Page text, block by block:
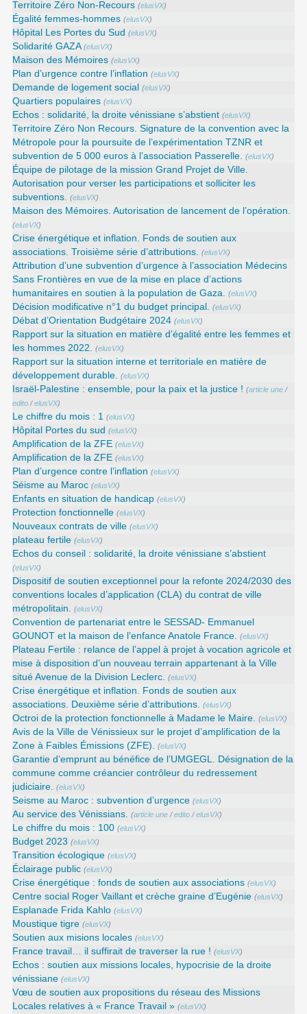
Territoire Zéro Non-Recours (elusVX)
Égalité femmes-hommes (elusVX)
Hôpital Les Portes du Sud (elusVX)
Solidarité GAZA (elusVX)
Maison des Mémoires (elusVX)
Plan d’urgence contre l’inflation (elusVX)
Demande de logement social (elusVX)
Quartiers populaires (elusVX)
Echos : solidarité, la droite vénissiane s’abstient (elusVX)
Territoire Zéro Non Recours. Signature de la convention avec la
Métropole pour la poursuite de l’expérimentation TZNR et
subvention de 5 000 euros à l’association Passerelle. (elusVX)
Équipe de pilotage de la mission Grand Projet de Ville.
Autorisation pour verser les participations et solliciter les
subventions. (elusVX)
Maison des Mémoires. Autorisation de lancement de l’opération.
(elusVX)
Crise énergétique et inflation. Fonds de soutien aux
associations. Troisième série d’attributions. (elusVX)
Attribution d’une subvention d’urgence à l’association Médecins
Sans Frontières en vue de la mise en place d’actions
humanitaires en soutien à la population de Gaza. (elusVX)
Décision modificative n°1 du budget principal. (elusVX)
Débat d’Orientation Budgétaire 2024 (elusVX)
Rapport sur la situation en matière d’égalité entre les femmes et
les hommes 2022. (elusVX)
Rapport sur la situation interne et territoriale en matière de
développement durable. (elusVX)
Israël-Palestine : ensemble, pour la paix et la justice ! (article une /
edito /elusVX)
Le chiffre du mois : 1 (elusVX)
Hôpital Portes du sud (elusVX)
Amplification de la ZFE (elusVX)
Amplification de la ZFE (elusVX)
Plan d’urgence contre l’inflation (elusVX)
Séisme au Maroc (elusVX)
Enfants en situation de handicap (elusVX)
Protection fonctionnelle (elusVX)
Nouveaux contrats de ville (elusVX)
plateau fertile (elusVX)
Echos du conseil : solidarité, la droite vénissiane s’abstient
(elusVX)
Dispositif de soutien exceptionnel pour la refonte 2024/2030 des
conventions locales d’application (CLA) du contrat de ville
métropolitain. (elusVX)
Convention de partenariat entre le SESSAD- Emmanuel
GOUNOT et la maison de l’enfance Anatole France. (elusVX)
Plateau Fertile : relance de l’appel à projet à vocation agricole et
mise à disposition d’un nouveau terrain appartenant à la Ville
situé Avenue de la Division Leclerc. (elusVX)
Crise énergétique et inflation. Fonds de soutien aux
associations. Deuxième série d’attributions. (elusVX)
Octroi de la protection fonctionnelle à Madame le Maire. (elusVX)
Avis de la Ville de Vénissieux sur le projet d’amplification de la
Zone à Faibles Émissions (ZFE). (elusVX)
Garantie d’emprunt au bénéfice de l’UMGEGL. Désignation de la
commune comme créancier contrôleur du redressement
judiciaire. (elusVX)
Seisme au Maroc : subvention d’urgence (elusVX)
Au service des Vénissians. (article une /edito /elusVX)
Le chiffre du mois : 100 (elusVX)
Budget 2023 (elusVX)
Transition écologique (elusVX)
Éclairage public (elusVX)
Crise énergétique : fonds de soutien aux associations (elusVX)
Centre social Roger Vaillant et crèche graine d’Eugénie (elusVX)
Esplanade Frida Kahlo (elusVX)
Moustique tigre (elusVX)
Soutien aux misions locales (elusVX)
France travail… il suffirait de traverser la rue ! (elusVX)
Echos : soutien aux missions locales, hypocrisie de la droite
vénissiane (elusVX)
Vœu de soutien aux propositions du réseau des Missions
Locales relatives à « France Travail » (elusVX)